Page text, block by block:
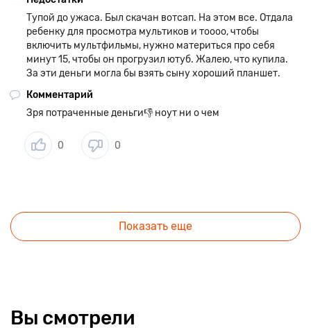
Тупой до ужаса. Был скачан вотсап. На этом все. Отдала
ребенку для просмотра мультиков и тоооо, чтобы
включить мультфильмы, нужно материться про себя
минут 15, чтобы он прогрузил ютуб. Жалею, что купила.
За эти деньги могла бы взять сыну хороший планшет.
Комментарий
Зря потраченные деньги👎 ноут ни о чем
0 0
Показать еще
Вы смотрели